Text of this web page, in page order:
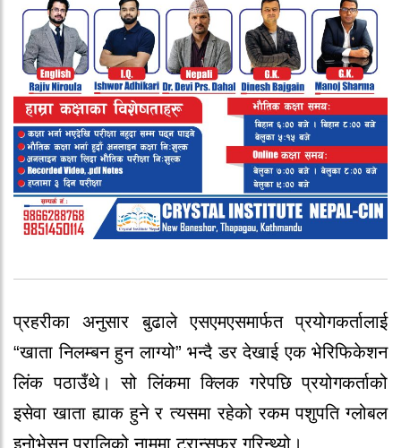
प्रहरीका अनुसार बुढाले एसएमएसमार्फत प्रयोगकर्तालाई
“खाता निलम्बन हुन लाग्यो” भन्दै डर देखाई एक भेरिफिकेशन
लिंक पठाउँथे। सो लिंकमा क्लिक गरेपछि प्रयोगकर्ताको
इसेवा खाता ह्याक हुने र त्यसमा रहेको रकम पशुपति ग्लोबल
इनोभेसन प्रालिको नाममा ट्रान्सफर गरिन्थ्यो।